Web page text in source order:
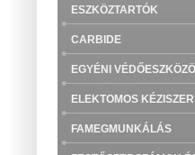
ESZKÖZTARTÓK
CARBIDE
EGYÉNI
ELEKTOMOS
FAMEGMUNKÁLÁS